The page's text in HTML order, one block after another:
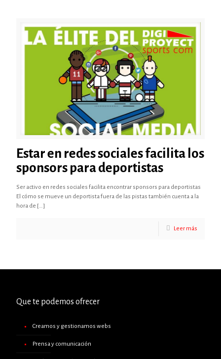
Estar en redes sociales facilita los
sponsors para deportistas
Ser activo en redes sociales facilita encontrar sponsors para deportistas
El cómo se mueve un deportista fuera de las pistas también cuenta a la
hora de […]
Leer más
Que te podemos ofrecer
Creamos y gestionamos webs
Prensa y comunicación